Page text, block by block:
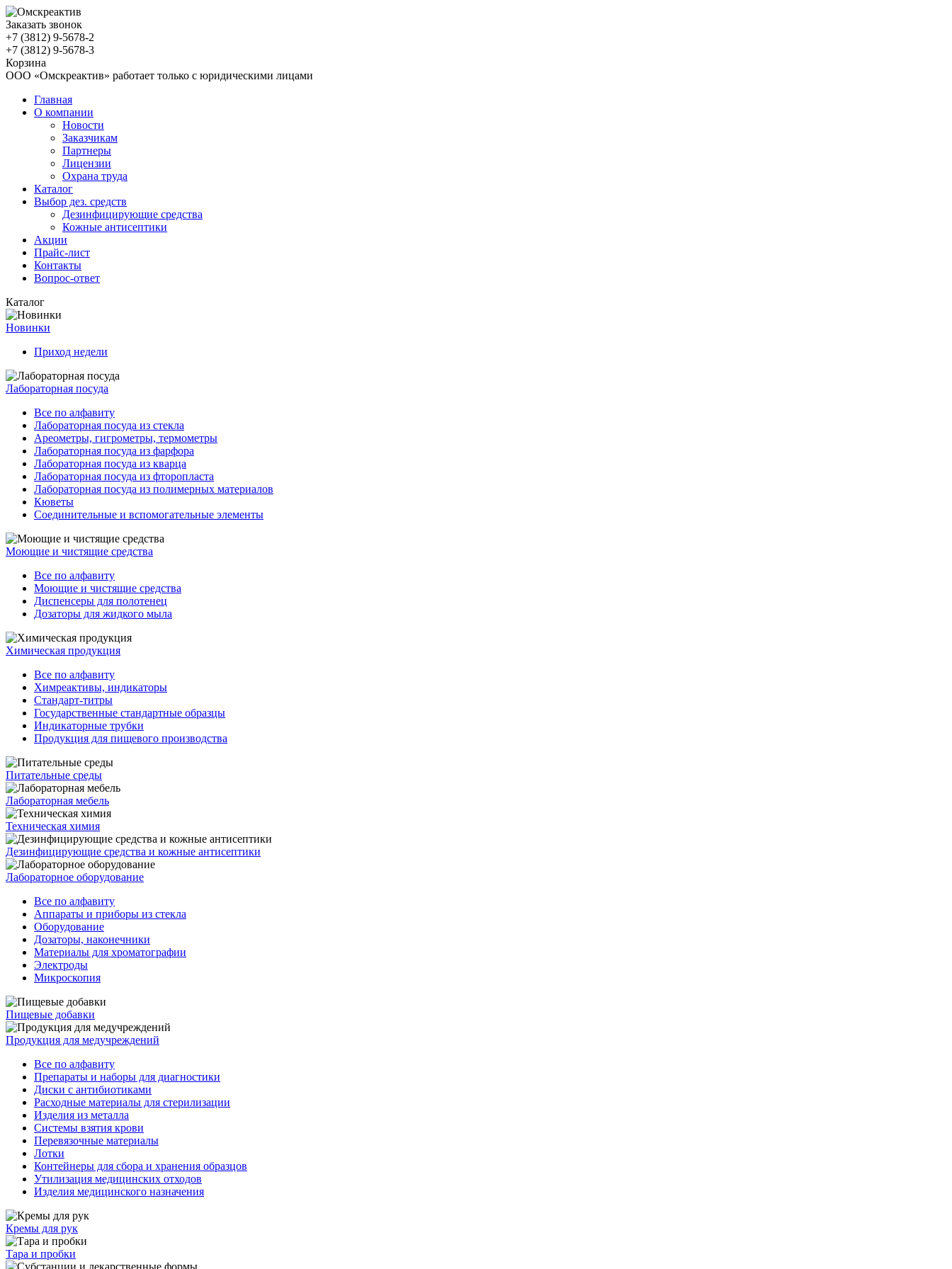
Заказать звонок
+7 (3812) 9-5678-2
+7 (3812) 9-5678-3
Корзина
ООО «Омскреактив» работает только с юридическими лицами
Главная
О компании
Новости
Заказчикам
Партнеры
Лицензии
Охрана труда
Каталог
Выбор дез. средств
Дезинфицирующие средства
Кожные антисептики
Акции
Прайс-лист
Контакты
Вопрос-ответ
Каталог
Новинки
Приход недели
Лабораторная посуда
Все по алфавиту
Лабораторная посуда из стекла
Ареометры, гигрометры, термометры
Лабораторная посуда из фарфора
Лабораторная посуда из кварца
Лабораторная посуда из фторопласта
Лабораторная посуда из полимерных материалов
Кюветы
Соединительные и вспомогательные элементы
Моющие и чистящие средства
Все по алфавиту
Моющие и чистящие средства
Диспенсеры для полотенец
Дозаторы для жидкого мыла
Химическая продукция
Все по алфавиту
Химреактивы, индикаторы
Стандарт-титры
Государственные стандартные образцы
Индикаторные трубки
Продукция для пищевого производства
Питательные среды
Лабораторная мебель
Техническая химия
Дезинфицирующие средства и кожные антисептики
Лабораторное оборудование
Все по алфавиту
Аппараты и приборы из стекла
Оборудование
Дозаторы, наконечники
Материалы для хроматографии
Электроды
Микроскопия
Пищевые добавки
Продукция для медучреждений
Все по алфавиту
Препараты и наборы для диагностики
Диски с антибиотиками
Расходные материалы для стерилизации
Изделия из металла
Системы взятия крови
Перевязочные материалы
Лотки
Контейнеры для сбора и хранения образцов
Утилизация медицинских отходов
Изделия медицинского назначения
Кремы для рук
Тара и пробки